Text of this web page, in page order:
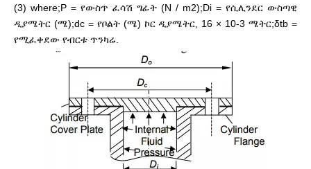
(3) where;P = የውስጥ ፈሳሽ ግፊት (N / m2);Di = የሲሊንደር ውስጣዊ
ዲያሜትር (ሜ);dc = የቦልት (ሜ) ኮር ዲያሜትር, 16 × 10-3 ሜትር;δtb =
የሚፈቀደው የብርቱ ጥንካሬ.